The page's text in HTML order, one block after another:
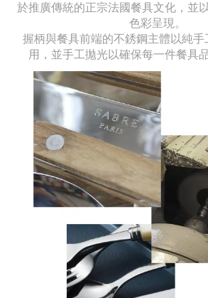
於推廣傳統的正宗法國餐具文化，並
色彩呈現。
握柄與餐具前端的不銹鋼主體以純
用，並手工拋光以確保每一件餐具